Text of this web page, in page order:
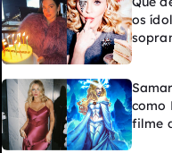
os
como
filme